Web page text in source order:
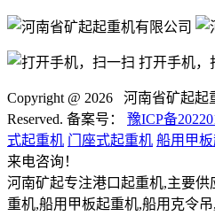
打开手机，
Copyright @ 2026 河南省矿起起
Reserved. 备案号： 豫ICP备
式起重机 门座式起重机 船用甲
来电咨询！
河南矿起专注港口起重机,主要
重机,船用甲板起重机,船用克令